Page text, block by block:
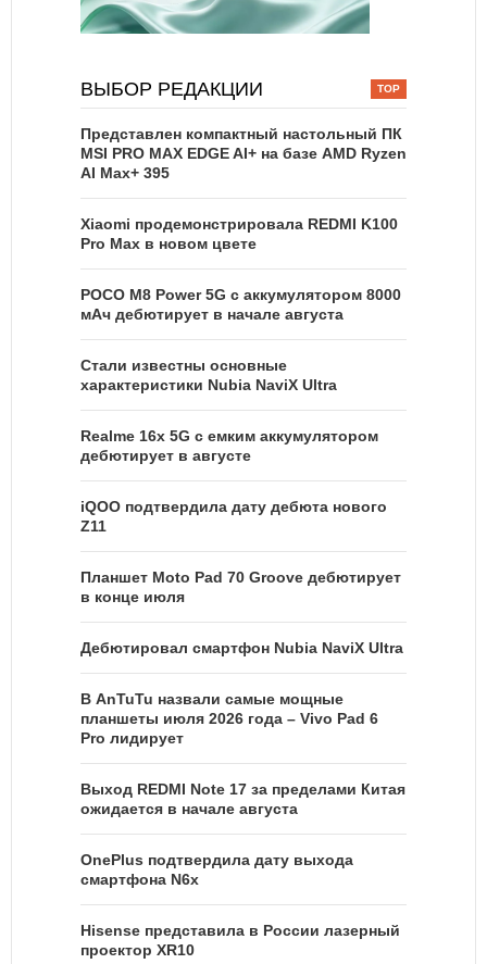
ВЫБОР РЕДАКЦИИ
Представлен компактный настольный ПК
MSI PRO MAX EDGE AI+ на базе AMD Ryzen
AI Max+ 395
Xiaomi продемонстрировала REDMI K100
Pro Max в новом цвете
POCO M8 Power 5G с аккумулятором 8000
мАч дебютирует в начале августа
Стали известны основные
характеристики Nubia NaviX Ultra
Realme 16x 5G с емким аккумулятором
дебютирует в августе
iQOO подтвердила дату дебюта нового
Z11
Планшет Moto Pad 70 Groove дебютирует
в конце июля
Дебютировал смартфон Nubia NaviX Ultra
В AnTuTu назвали самые мощные
планшеты июля 2026 года – Vivo Pad 6
Pro лидирует
Выход REDMI Note 17 за пределами Китая
ожидается в начале августа
OnePlus подтвердила дату выхода
смартфона N6x
Hisense представила в России лазерный
проектор XR10